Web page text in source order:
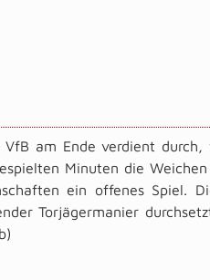
am Ende verdient durch,
Minuten die
ein offenes Spiel.
Torjägermanier